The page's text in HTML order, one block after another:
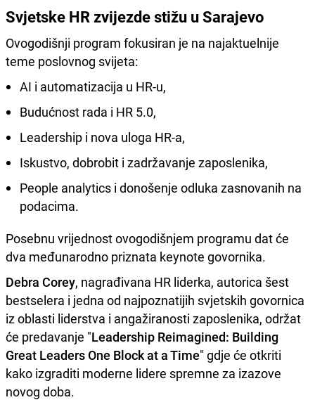
Svjetske HR zvijezde stižu u Sarajevo
Ovogodišnji program fokusiran je na najaktuelnije
teme poslovnog svijeta:
AI i automatizacija u HR-u,
Budućnost rada i HR 5.0,
Leadership i nova uloga HR-a,
Iskustvo, dobrobit i zadržavanje zaposlenika,
People analytics i donošenje odluka zasnovanih na
podacima.
Posebnu vrijednost ovogodišnjem programu dat će
dva međunarodno priznata keynote govornika.
Debra Corey, nagrađivana HR liderka, autorica šest
bestselera i jedna od najpoznatijih svjetskih govornica
iz oblasti liderstva i angažiranosti zaposlenika, održat
će predavanje "Leadership Reimagined: Building
Great Leaders One Block at a Time" gdje će otkriti
kako izgraditi moderne lidere spremne za izazove
novog doba.